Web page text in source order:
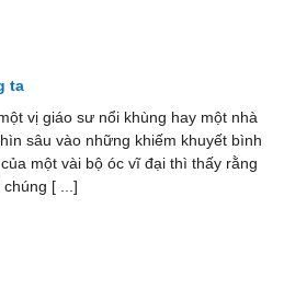
ta
vị giáo sư nổi khùng hay một nhà
sâu vào những khiếm khuyết bình
một vài bộ óc vĩ đại thì thấy rằng
[ ...]